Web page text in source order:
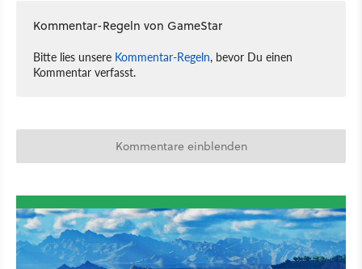
Kommentar-Regeln von GameStar
Bitte lies unsere Kommentar-Regeln, bevor Du einen
Kommentar verfasst.
Kommentare einblenden